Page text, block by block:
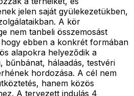
jelen saját gyülekezetükben,
A kör
nem tanbeli összemosást
ebben a konkrét formában
alapokra helyeződik a
bűnbánat, hálaadás, testvéri
hordozása. A cél nem
hanem közös
A tervezett indulás 4